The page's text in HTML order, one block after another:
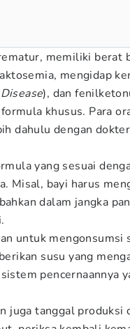
memiliki berat
mengidap
), dan
khusus. Para
dahulu dengan
yang sesuai
Misal, bayi harus
dalam jangka
untuk
susu yang
pencernaannya
juga tanggal produksi